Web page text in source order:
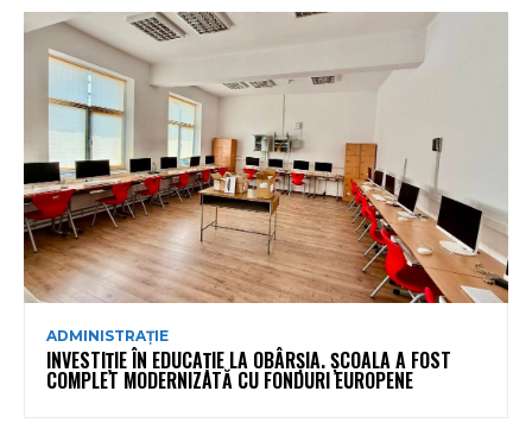
ADMINISTRAȚIE
INVESTIȚIE ÎN EDUCAȚIE LA OBÂRȘIA. ȘCOALA A FOST
COMPLET MODERNIZATĂ CU FONDURI EUROPENE